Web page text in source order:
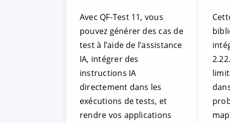
Avec QF-Test 11, vous
pouvez générer des cas de
test à l’aide de l’assistance
IA, intégrer des
instructions IA
directement dans les
exécutions de tests, et
rendre vos applications